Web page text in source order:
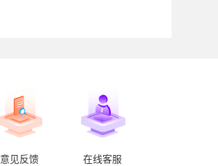
意见反馈 在线客服